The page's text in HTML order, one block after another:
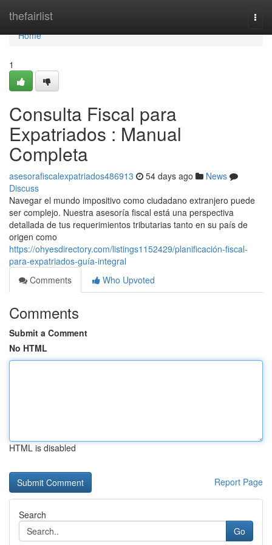
thefairlist
Home
Home
1
Consulta Fiscal para
Expatriados : Manual
Completa
asesorafiscalexpatriados486913 54 days ago
News
Discuss
Navegar el mundo impositivo como ciudadano extranjero puede
ser complejo. Nuestra asesoría fiscal está una perspectiva
detallada de tus requerimientos tributarias tanto en su país de
origen como
https://ohyesdirectory.com/listings1152429/planificación-fiscal-
para-expatriados-guía-integral
Comments
Who Upvoted
Comments
Submit a Comment
No HTML
HTML is disabled
Report Page
Search
Go